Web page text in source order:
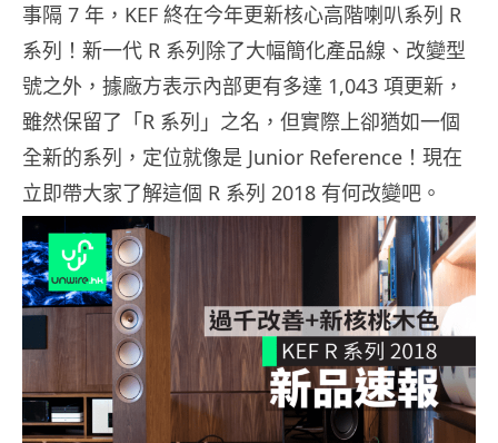
事隔 7 年，KEF 終在今年更新核心高階喇叭系列 R
系列！新一代 R 系列除了大幅簡化產品線、改變型
號之外，據廠方表示內部更有多達 1,043 項更新，
雖然保留了「R 系列」之名，但實際上卻猶如一個
全新的系列，定位就像是 Junior Reference！現在
立即帶大家了解這個 R 系列 2018 有何改變吧。